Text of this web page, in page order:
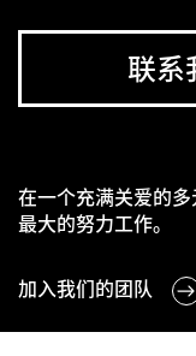
联系
在一个充满关爱的
最大的努力工作。
加入我们的团队